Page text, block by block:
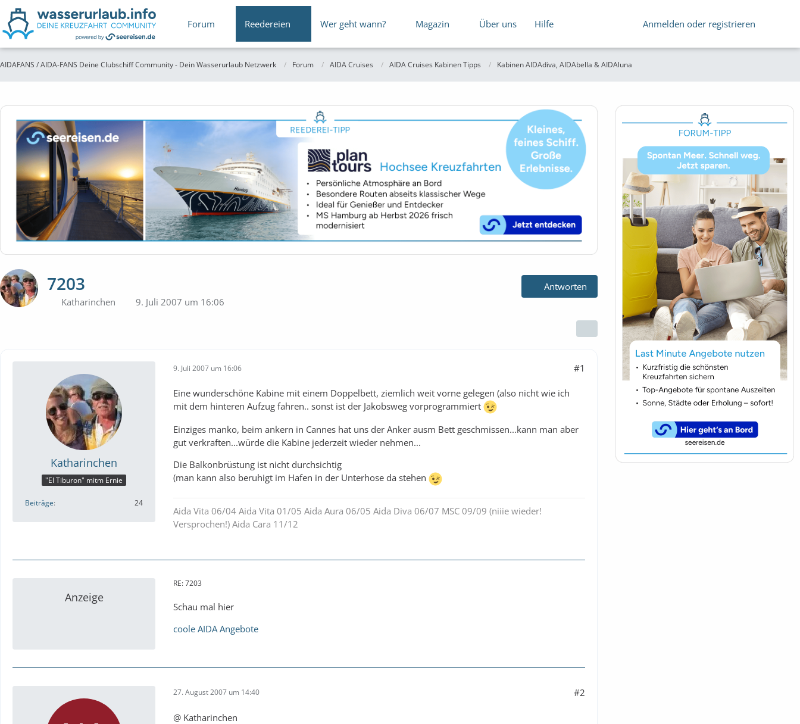
Forum Reedereien Wer geht wann? Magazin Über uns Hilfe Anmelden oder registrieren
AIDAFANS / AIDA-FANS Deine Clubschiff Community - Dein Wasserurlaub Netzwerk Forum AIDA Cruises AIDA Cruises Kabinen Tipps Kabinen AIDAdiva, AIDAbella & AIDAluna
7203
Katharinchen 9. Juli 2007 um 16:06
Antworten
Katharinchen
"El Tiburon" mitm Ernie
Beiträge 24
9. Juli 2007 um 16:06 #1
Eine wunderschöne Kabine mit einem Doppelbett, ziemlich weit vorne gelegen (also nicht wie ich
mit dem hinteren Aufzug fahren.. sonst ist der Jakobsweg vorprogrammiert
Einziges manko, beim ankern in Cannes hat uns der Anker ausm Bett geschmissen...kann man aber
gut verkraften...würde die Kabine jederzeit wieder nehmen...
Die Balkonbrüstung ist nicht durchsichtig
(man kann also beruhigt im Hafen in der Unterhose da stehen
Aida Vita 06/04 Aida Vita 01/05 Aida Aura 06/05 Aida Diva 06/07 MSC 09/09 (niiie wieder!
Versprochen!) Aida Cara 11/12
Anzeige
RE: 7203
Schau mal hier
coole AIDA Angebote
27. August 2007 um 14:40 #2
@ Katharinchen